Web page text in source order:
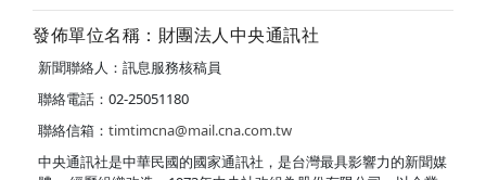
發佈單位名稱：財團法人中央通訊社
新聞聯絡人：訊息服務核稿員
聯絡電話：02-25051180
聯絡信箱： timtimcna@mail.cna.com.tw
中央通訊社是中華民國的國家通訊社，是台灣最具影響力的新聞媒